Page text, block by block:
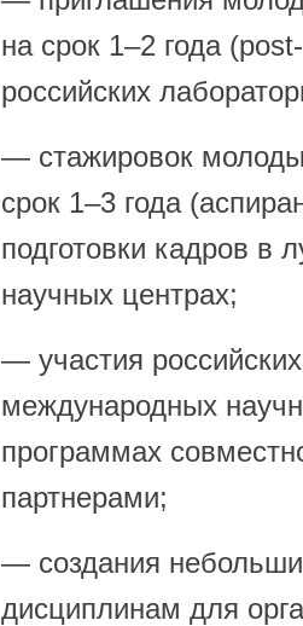
на срок 1–2 года
российских
— стажировок
срок 1–3 года
подготовки кадров в
научных центрах;
— участия
международных
программах
партнерами;
— создания
дисциплинам для